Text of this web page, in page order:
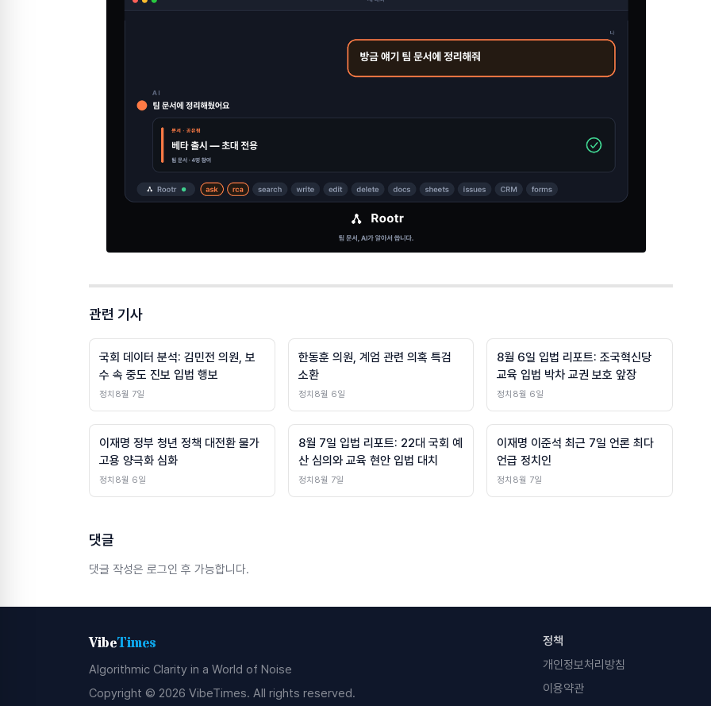
관련 기사
국회 데이터 분석: 김민전 의원, 보
수 속 중도 진보 입법 행보
정치 8월 7일
한동훈 의원, 계엄 관련 의혹 특검
소환
정치 8월 6일
8월 6일 입법 리포트: 조국혁신당
교육 입법 박차 교권 보호 앞장
정치 8월 6일
이재명 정부 청년 정책 대전환 물가
고용 양극화 심화
정치 8월 6일
8월 7일 입법 리포트: 22대 국회 예
산 심의와 교육 현안 입법 대치
정치 8월 7일
이재명 이준석 최근 7일 언론 최다
언급 정치인
정치 8월 7일
댓글
댓글 작성은 로그인 후 가능합니다.
VibeTimes
Algorithmic Clarity in a World of Noise
Copyright © 2026 VibeTimes. All rights reserved.
정책
개인정보처리방침
이용약관